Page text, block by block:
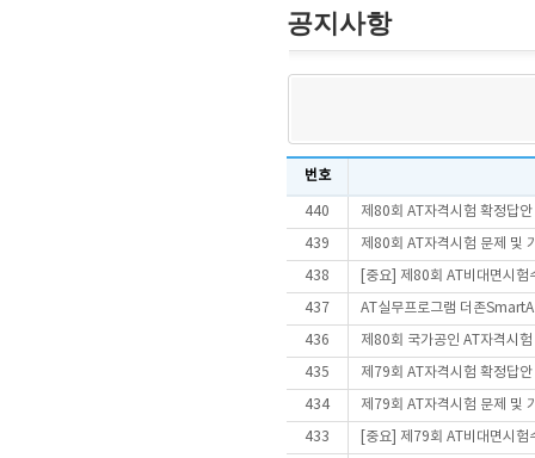
공지사항
번호
440 제80회 AT자격시험 확정답
439 제80회 AT자격시험 문제 및
438 [중요] 제80회 AT비대면시험
437 AT실무프로그램 더존
436 제80회 국가공인 AT자격시
435 제79회 AT자격시험 확정답
434 제79회 AT자격시험 문제 및
433 [중요] 제79회 AT비대면시험